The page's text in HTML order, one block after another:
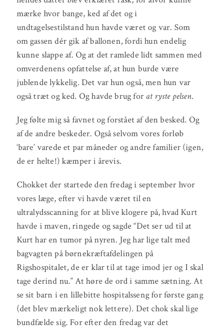
mærke hvor bange, ked af det og i
undtagelsestilstand hun havde været og var. Som
om gassen dér gik af ballonen, fordi hun endelig
kunne slappe af. Og at det ramlede lidt sammen med
omverdenens opfattelse af, at hun burde være
jublende lykkelig. Det var hun også, men hun var
også træt og ked. Og havde brug for at ryste pelsen.
Jeg følte mig så favnet og forstået af den besked. Og
af de andre beskeder. Også selvom vores forløb
‘bare’ varede et par måneder og andre familier (igen,
de er helte!) kæmper i årevis.
Chokket der startede den fredag i september hvor
vores læge, efter vi havde været til en
ultralydsscanning for at blive klogere på, hvad Kurt
havde i maven, ringede og sagde “Det ser ud til at
Kurt har en tumor på nyren. Jeg har lige talt med
bagvagten på børnekræftafdelingen på
Rigshospitalet, de er klar til at tage imod jer og I skal
tage derind nu.” At høre de ord i samme sætning. At
se sit barn i en lillebitte hospitalsseng for første gang
(det blev mærkeligt nok lettere). Det chok skal lige
bundfælde sig. For efter den fredag var det